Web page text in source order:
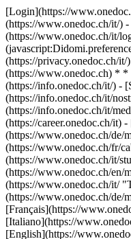
[Login](https://
(https://www.onedoc.ch/it/)
(https://www.onedoc.ch/it/
(https://privacy.onedoc.ch/it/
(https://www.onedoc.ch) *
(https://info.onedoc.ch/it/) -
(https://info.onedoc.ch/it/
(https://info.onedoc.ch/it/
(https://career.onedoc.ch/it) -
(https://www.onedoc.ch/de/
(https://www.onedoc.ch/fr/
(https://www.onedoc.ch/it/
(https://www.onedoc.ch/en/
(https://www.onedoc.ch/it/
(https://www.onedoc.ch/de/
[Français](https://
[Italiano](https://
[English](https://